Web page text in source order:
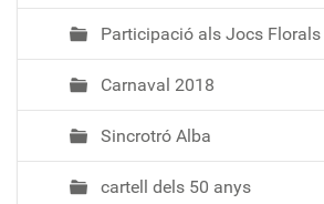
Participació als Jocs Florals
Carnaval 2018
Sincrotró Alba
cartell dels 50 anys